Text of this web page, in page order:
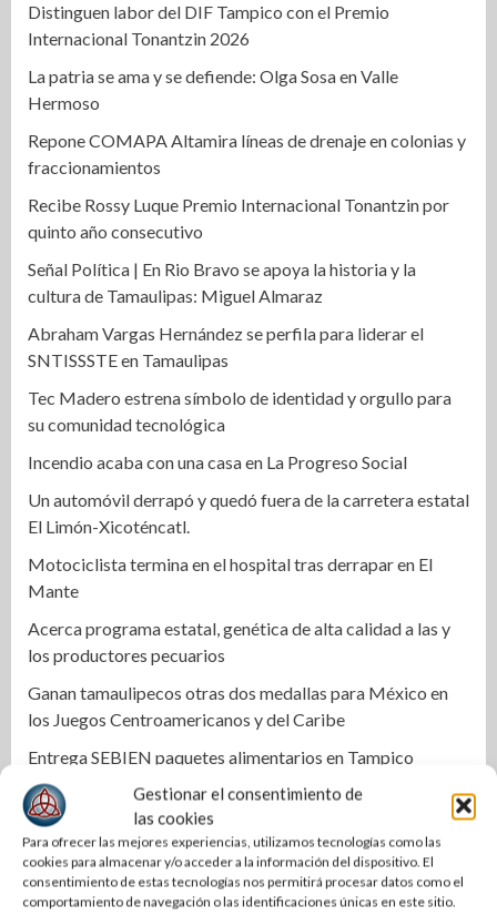
Gestionar el consentimiento de
las cookies
Para ofrecer las mejores experiencias, utilizamos tecnologías como las
cookies para almacenar y/o acceder a la información del dispositivo. El
consentimiento de estas tecnologías nos permitirá procesar datos como el
comportamiento de navegación o las identificaciones únicas en este sitio.
Distinguen labor del DIF Tampico con el Premio
Internacional Tonantzin 2026
La patria se ama y se defiende: Olga Sosa en Valle
Hermoso
Repone COMAPA Altamira líneas de drenaje en colonias y
fraccionamientos
Recibe Rossy Luque Premio Internacional Tonantzin por
quinto año consecutivo
Señal Política | En Rio Bravo se apoya la historia y la
cultura de Tamaulipas: Miguel Almaraz
Abraham Vargas Hernández se perfila para liderar el
SNTISSSTE en Tamaulipas
Tec Madero estrena símbolo de identidad y orgullo para
su comunidad tecnológica
Incendio acaba con una casa en La Progreso Social
Un automóvil derrapó y quedó fuera de la carretera estatal
El Limón-Xicoténcatl.
Motociclista termina en el hospital tras derrapar en El
Mante
Acerca programa estatal, genética de alta calidad a las y
los productores pecuarios
Ganan tamaulipecos otras dos medallas para México en
los Juegos Centroamericanos y del Caribe
Entrega SEBIEN paquetes alimentarios en Tampico
Coordinan la SST y SET acciones para fortalecer la
formación médica y la bioética en Tamaulipas
Recibe la SABG denuncias a través de la estrategia digital
«Tamaulipas te conecta»